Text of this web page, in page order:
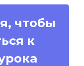
чтобы
к